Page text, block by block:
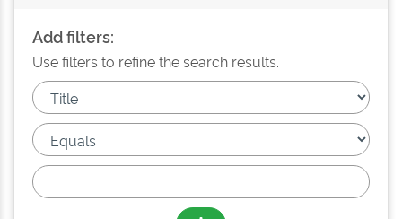
Add filters:
Use filters to refine the search results.